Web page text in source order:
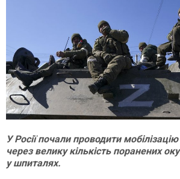
У Росії почали проводити
через велику кількість поранених
у шпиталях.